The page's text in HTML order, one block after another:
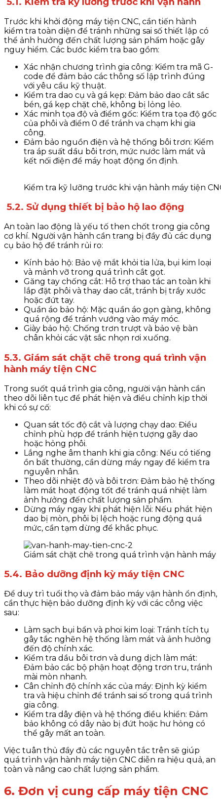
Trước khi khởi động máy tiện CNC, cần tiến hành
kiểm tra toàn diện để tránh những sai số thiết lập có
thể ảnh hưởng đến chất lượng sản phẩm hoặc gây
nguy hiểm. Các bước kiểm tra bao gồm:
Xác nhận chương trình gia công: Kiểm tra mã G-
code để đảm bảo các thông số lập trình đúng
với yêu cầu kỹ thuật.
Kiểm tra dao cụ và gá kẹp: Đảm bảo dao cắt sắc
bén, gá kẹp chặt chẽ, không bị lỏng lẻo.
Xác minh tọa độ và điểm gốc: Kiểm tra tọa độ gốc
của phôi và điểm 0 để tránh va chạm khi gia
công.
Đảm bảo nguồn điện và hệ thống bôi trơn: Kiểm
tra áp suất dầu bôi trơn, mức nước làm mát và
kết nối điện để máy hoạt động ổn định.
Kiểm tra kỹ lưỡng trước khi vận hành máy tiện
5.2. Sử dụng thiết bị bảo hộ lao động
An toàn lao động là yếu tố then chốt trong gia công
cơ khí. Người vận hành cần trang bị đầy đủ các dụng
cụ bảo hộ để tránh rủi ro:
Kính bảo hộ: Bảo vệ mắt khỏi tia lửa, bụi kim loại
và mảnh vỡ trong quá trình cắt gọt.
Găng tay chống cắt: Hỗ trợ thao tác an toàn khi
lắp đặt phôi và thay dao cắt, tránh bị trầy xước
hoặc đứt tay.
Quần áo bảo hộ: Mặc quần áo gọn gàng, không
quá rộng để tránh vướng vào máy móc.
Giày bảo hộ: Chống trơn trượt và bảo vệ bàn
chân khỏi các vật sắc nhọn rơi xuống.
5.3. Giám sát chặt chẽ trong quá trình vận
hành máy tiện CNC
Trong suốt quá trình gia công, người vận hành cần
theo dõi liên tục để phát hiện và điều chỉnh kịp thời
khi có sự cố:
Quan sát tốc độ cắt và lượng chạy dao: Điều
chỉnh phù hợp để tránh hiện tượng gãy dao
hoặc hỏng phôi.
Lắng nghe âm thanh khi gia công: Nếu có tiếng
ồn bất thường, cần dừng máy ngay để kiểm tra
nguyên nhân.
Theo dõi nhiệt độ và bôi trơn: Đảm bảo hệ thống
làm mát hoạt động tốt để tránh quá nhiệt làm
ảnh hưởng đến chất lượng sản phẩm.
Dừng máy ngay khi phát hiện lỗi: Nếu phát hiện
dao bị mòn, phôi bị lệch hoặc rung động quá
mức, cần tạm dừng để khắc phục.
Giám sát chặt chẽ trong quá trình vận hành máy
5.4. Bảo dưỡng định kỳ máy tiện CNC
Để duy trì tuổi thọ và đảm bảo máy vận hành ổn định,
cần thực hiện bảo dưỡng định kỳ với các công việc
sau:
Làm sạch bụi bẩn và phoi kim loại: Tránh tích tụ
gây tắc nghẽn hệ thống làm mát và ảnh hưởng
đến độ chính xác.
Kiểm tra dầu bôi trơn và dung dịch làm mát:
Đảm bảo các bộ phận hoạt động trơn tru, tránh
mài mòn nhanh.
Cân chỉnh độ chính xác của máy: Định kỳ kiểm
tra và hiệu chỉnh để tránh sai số trong quá trình
gia công.
Kiểm tra dây điện và hệ thống điều khiển: Đảm
bảo không có dây nào bị đứt hoặc hư hỏng có
thể gây mất an toàn.
Việc tuân thủ đầy đủ các nguyên tắc trên sẽ giúp
quá trình vận hành máy tiện CNC diễn ra hiệu quả, an
toàn và nâng cao chất lượng sản phẩm.
6. Đơn vị cung cấp máy tiện CNC